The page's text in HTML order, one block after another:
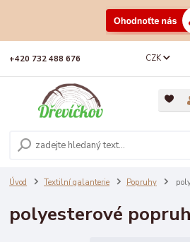
CZK
+420 732 488 676
Úvod Textilní galanterie Popruhy
polyesterové